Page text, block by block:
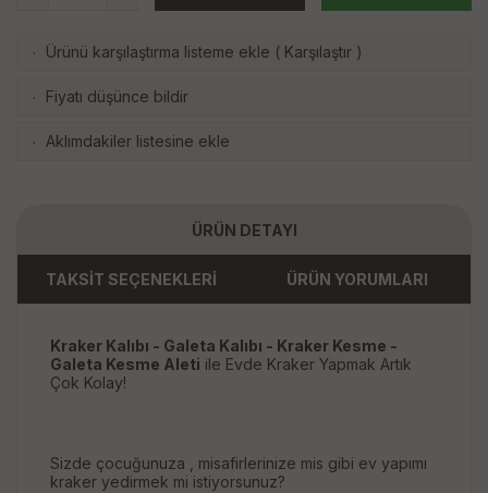
· Ürünü karşılaştırma listeme ekle ( Karşılaştır )
· Fiyatı düşünce bildir
· Aklımdakiler listesine ekle
ÜRÜN DETAYI
TAKSİT SEÇENEKLERİ ÜRÜN YORUMLARI
Kraker Kalıbı - Galeta Kalıbı - Kraker Kesme -
Galeta Kesme Aleti ile Evde Kraker Yapmak Artık
Çok Kolay!
Sizde çocuğunuza , misafirlerinize mis gibi ev yapımı
kraker yedirmek mi istiyorsunuz?